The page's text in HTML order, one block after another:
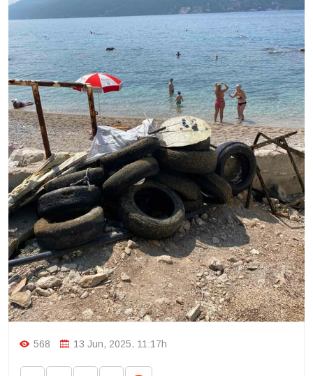
568 13 Jun, 2025. 11:17h